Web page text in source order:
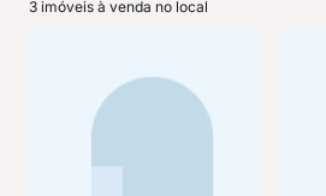
3 imóveis à venda no local